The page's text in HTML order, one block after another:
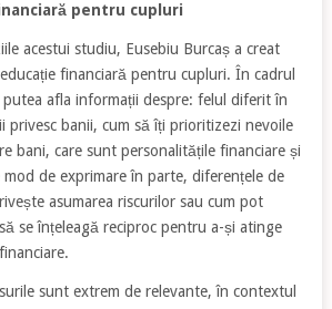
pentru cupluri
acestui studiu, Eusebiu Burcaș a creat
financiară pentru cupluri. În cadrul
afla informații despre: felul diferit în
privesc banii, cum să îți prioritizezi nevoile
bani, care sunt personalitățile financiare și
mod de exprimare în parte, diferențele de
asumarea riscurilor sau cum pot
se înțeleagă reciproc pentru a-și atinge
sunt extrem de relevante, în contextul